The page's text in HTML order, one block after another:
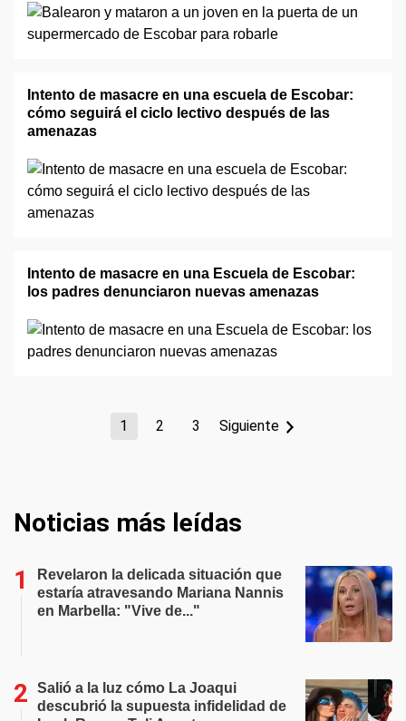
Intento de masacre en una escuela de Escobar:
cómo seguirá el ciclo lectivo después de las
amenazas
Intento de masacre en una Escuela de Escobar:
los padres denunciaron nuevas amenazas
1 2 3 Siguiente
Noticias más leídas
Revelaron la delicada situación que
estaría atravesando Mariana Nannis
en Marbella: "Vive de..."
Salió a la luz cómo La Joaqui
descubrió la supuesta infidelidad de